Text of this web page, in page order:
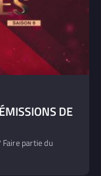
DE
partie du